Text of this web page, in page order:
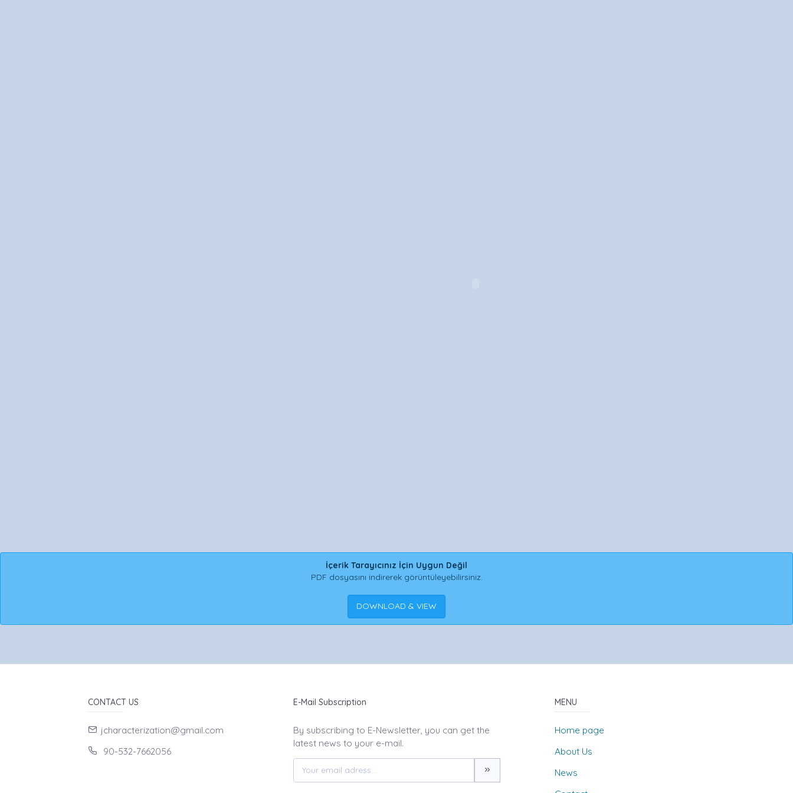
İçerik Tarayıcınız İçin Uygun Değil
PDF dosyasını indirerek görüntüleyebilirsiniz.
DOWNLOAD & VIEW
CONTACT US
jcharacterization@gmail.com
90-532-7662056
E-Mail Subscription
By subscribing to E-Newsletter, you can get the
latest news to your e-mail.
MENU
Home page
About Us
News